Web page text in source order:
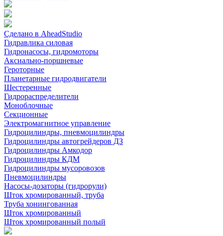
Сделано в AheadStudio
Гидравлика силовая
Гидронасосы, гидромоторы
Аксиально-поршневые
Героторные
Планетарные гидродвигатели
Шестеренные
Гидрораспределители
Моноблочные
Секционные
Электромагнитное управление
Гидроцилиндры, пневмоцилиндры
Гидроцилиндры автогрейдеров ДЗ
Гидроцилиндры Амкодор
Гидроцилиндры КДМ
Гидроцилиндры мусоровозов
Пневмоцилиндры
Насосы-дозаторы (гидрорули)
Шток хромированный, труба
Труба хонингованная
Шток хромированный
Шток хромированный полый